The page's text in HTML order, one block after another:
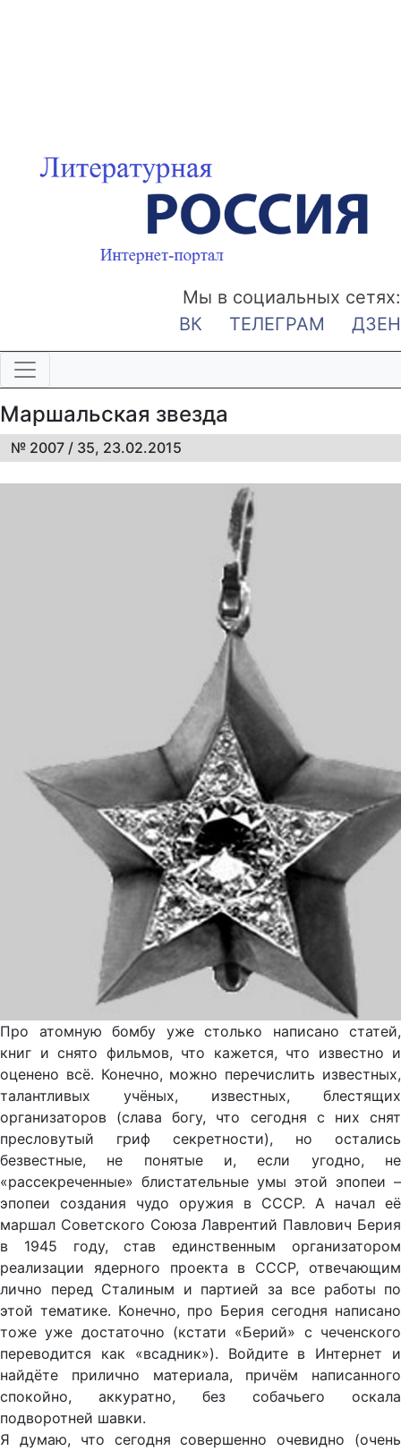
Мы в социальных сетях:
ВК
ТЕЛЕГРАМ ДЗЕН
Маршальская звезда
№ 2007 / 35, 23.02.2015
Про атомную бомбу уже столько написано статей,
книг и снято фильмов, что кажется, что известно и
оценено всё. Конечно, можно перечислить известных,
талантливых учёных, известных, блестящих
организаторов (слава богу, что сегодня с них снят
пресловутый гриф секретности), но остались
безвестные, не понятые и, если угодно, не
«рассекреченные» блистательные умы этой эпопеи –
эпопеи создания чудо оружия в СССР. А начал её
маршал Советского Союза Лаврентий Павлович Берия
в 1945 году, став единственным организатором
реализации ядерного проекта в СССР, отвечающим
лично перед Сталиным и партией за все работы по
этой тематике. Конечно, про Берия сегодня написано
тоже уже достаточно (кстати «Берий» с чеченского
переводится как «всадник»). Войдите в Интернет и
найдёте прилично материала, причём написанного
спокойно, аккуратно, без собачьего оскала
подворотней шавки.
Я думаю, что сегодня совершенно очевидно (очень